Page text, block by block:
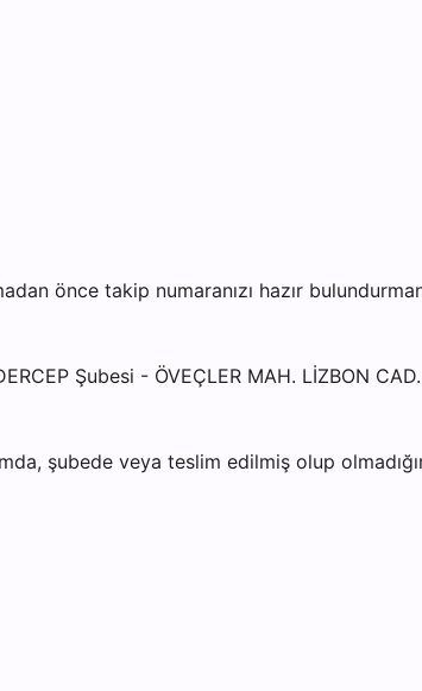
önce takip numaranızı hazır
Şubesi - ÖVEÇLER MAH. LİZBON
şubede veya teslim edilmiş olup